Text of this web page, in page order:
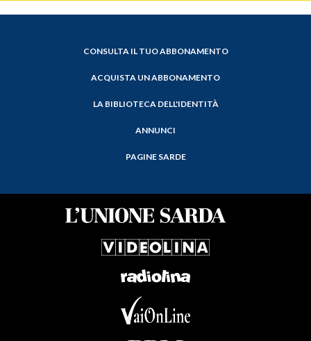
CONSULTA IL TUO ABBONAMENTO
ACQUISTA UN ABBONAMENTO
LA BIBLIOTECA DELL'IDENTITÀ
ANNUNCI
PAGINE SARDE